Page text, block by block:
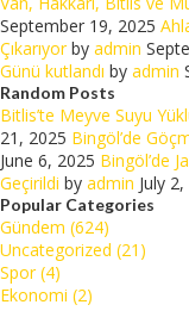
September 19, 2025
Çıkarıyorby admin
Günü kutlandı by admin
Random Posts
Bitlis’te Meyve Suyu
21, 2025 Bingöl’de
June 6, 2025 Bingöl’de
Geçirildi by admin July
Popular Categories
Gündem (624)
Uncategorized (21)
Spor (4)
Ekonomi (2)